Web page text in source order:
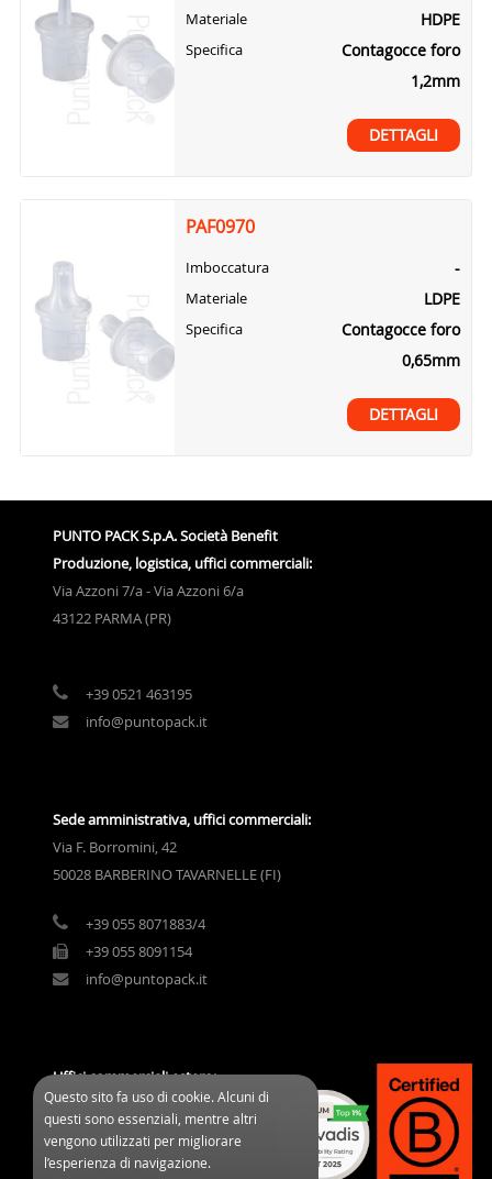
Materiale HDPE
Specifica
Contagocce foro
1,2mm
DETTAGLI
PAF0970
Imboccatura -
Materiale LDPE
Specifica
Contagocce foro
0,65mm
DETTAGLI
PUNTO PACK S.p.A. Società Benefit
Produzione, logistica, uffici commerciali:
Via Azzoni 7/a - Via Azzoni 6/a
43122 PARMA (PR)
+39 0521 463195
info@puntopack.it
Sede amministrativa, uffici commerciali:
Via F. Borromini, 42
50028 BARBERINO TAVARNELLE (FI)
+39 055 8071883/4
+39 055 8091154
info@puntopack.it
Uffici commerciali estero:
3 Cours des Clos Durs
03800 Gannat (France)
Questo sito fa uso di cookie. Alcuni di
questi sono essenziali, mentre altri
vengono utilizzati per migliorare
l’esperienza di navigazione.